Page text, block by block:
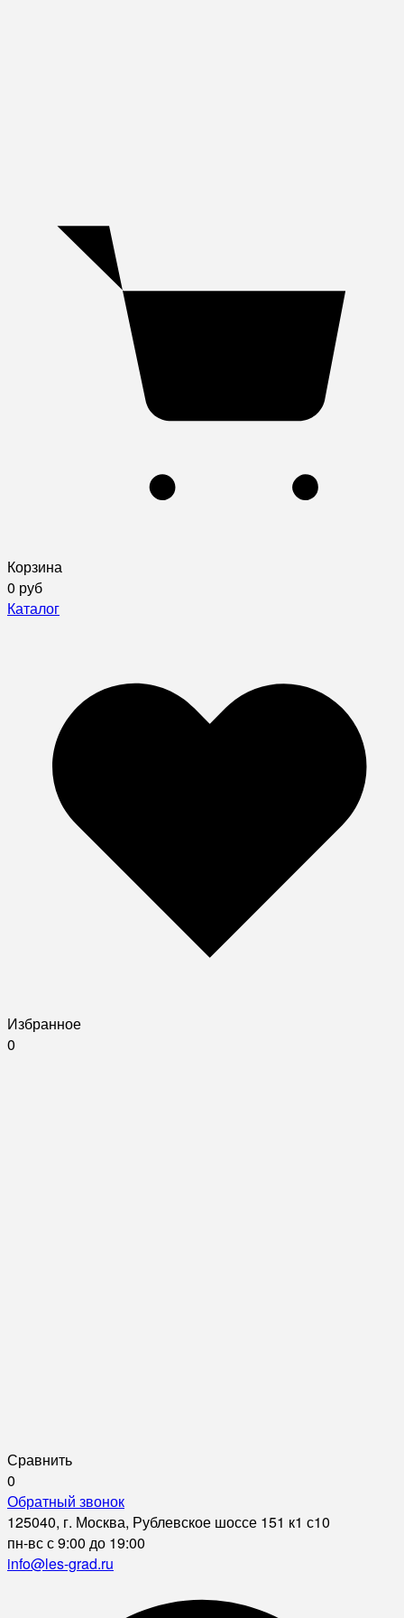
Корзина
0 руб
Каталог
Избранное
0
Сравнить
0
Обратный звонок
125040, г. Москва, Рублевское шоссе 151 к1 с10
пн-вс с 9:00 до 19:00
info@les-grad.ru